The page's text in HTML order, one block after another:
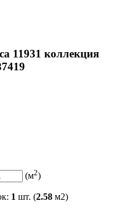
11931 коллекция
(м2)
: 1 шт. (2.58 м2)